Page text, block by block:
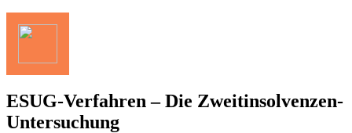
ESUG-Verfahren – Die Zweitinsolvenzen-
Untersuchung